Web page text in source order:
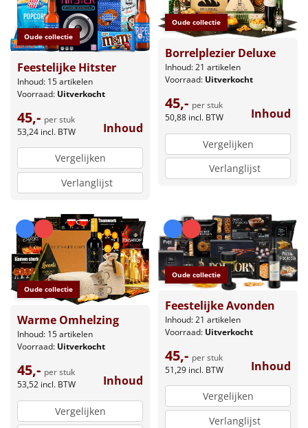
Oude collectie
Feestelijke Hitster
Inhoud: 15 artikelen
Voorraad: Uitverkocht
45,- per stuk
53,24 incl. BTW Inhoud
Vergelijken
Verlanglijst
Oude collectie
Borrelplezier Deluxe
Inhoud: 21 artikelen
Voorraad: Uitverkocht
45,- per stuk
50,88 incl. BTW Inhoud
Vergelijken
Verlanglijst
Oude collectie
Warme Omhelzing
Inhoud: 15 artikelen
Voorraad: Uitverkocht
45,- per stuk
53,52 incl. BTW Inhoud
Vergelijken
Oude collectie
Feestelijke Avonden
Inhoud: 21 artikelen
Voorraad: Uitverkocht
45,- per stuk
51,29 incl. BTW Inhoud
Vergelijken
Verlanglijst